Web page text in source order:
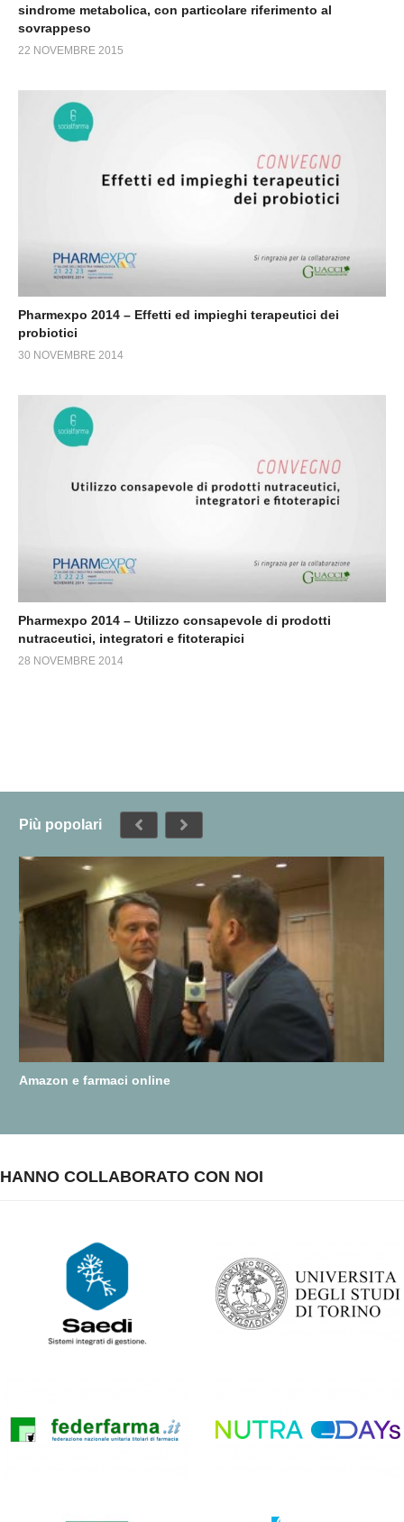
sindrome metabolica, con particolare riferimento al
sovrappeso
22 NOVEMBRE 2015
Pharmexpo 2014 – Effetti ed impieghi terapeutici dei
probiotici
30 NOVEMBRE 2014
Pharmexpo 2014 – Utilizzo consapevole di prodotti
nutraceutici, integratori e fitoterapici
28 NOVEMBRE 2014
Più popolari
Amazon e farmaci online
HANNO COLLABORATO CON NOI